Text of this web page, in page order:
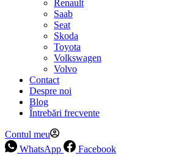
Renault
Saab
Seat
Skoda
Toyota
Volkswagen
Volvo
Contact
Despre noi
Blog
Întrebări frecvente
Contul meu
WhatsApp
Facebook